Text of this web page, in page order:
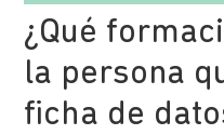
¿Qué
la persona
ficha de